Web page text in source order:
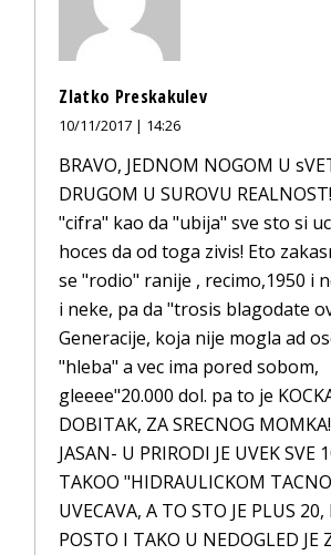
Zlatko Preskakulev
10/11/2017 | 14:26
BRAVO, JEDNOM NOGOM U
DRUGOM U SUROVU
"cifra" kao da "ubija" sve sto si
hoces da od toga zivis! Eto
se "rodio" ranije , recimo,1950 i
i neke, pa da "trosis blagodate
Generacije, koja nije mogla ad
"hleba" a vec ima pored sobom,
gleeee"20.000 dol. pa to je
DOBITAK, ZA SRECNOG
JASAN- U PRIRODI JE UVEK SVE
TAKOO "HIDRAULICKOM
UVECAVA, A TO STO JE PLUS 20,
POSTO I TAKO U NEDOGLED JE